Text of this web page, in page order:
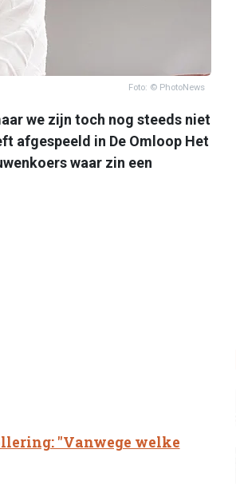
Foto: © PhotoNews
we zijn toch nog steeds niet
afgespeeld in De Omloop Het
waar zin een
"Vanwege welke